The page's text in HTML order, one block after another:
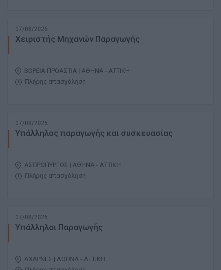
07/08/2026
Χειριστής Μηχανών Παραγωγής
ΒΟΡΕΙΑ ΠΡΟΑΣΤΙΑ | ΑΘΗΝΑ - ΑΤΤΙΚΗ
Πλήρης απασχόληση
07/08/2026
Υπάλληλος παραγωγής και συσκευασίας
ΑΣΠΡΟΠΥΡΓΟΣ | ΑΘΗΝΑ - ΑΤΤΙΚΗ
Πλήρης απασχόληση
07/08/2026
Υπάλληλοι Παραγωγής
ΑΧΑΡΝΕΣ | ΑΘΗΝΑ - ΑΤΤΙΚΗ